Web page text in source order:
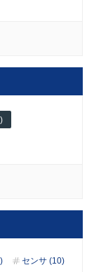
センサ (10)